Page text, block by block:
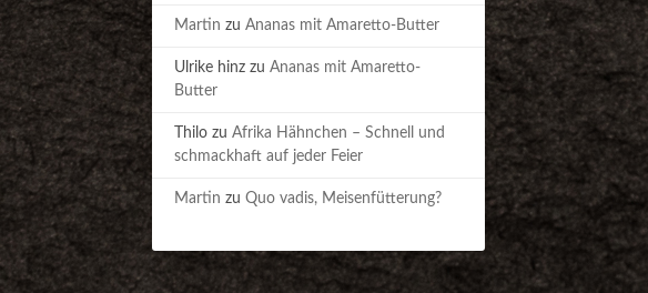
Martin zu Ananas mit Amaretto-Butter
Ulrike hinz zu Ananas mit Amaretto-
Butter
Thilo zu Afrika Hähnchen – Schnell und
schmackhaft auf jeder Feier
Martin zu Quo vadis, Meisenfütterung?